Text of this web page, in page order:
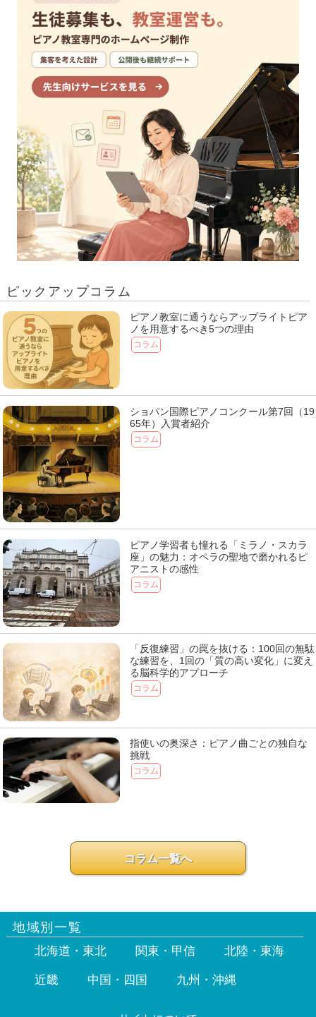
k
ピックアップコラム
ピアノ教室に通うならアップライトピア
ノを用意するべき5つの理由
コラム
ショパン国際ピアノコンクール第7回（19
65年）入賞者紹介
コラム
ピアノ学習者も憧れる「ミラノ・スカラ
座」の魅力：オペラの聖地で磨かれるピ
アニストの感性
コラム
「反復練習」の罠を抜ける：100回の無駄
な練習を、1回の「質の高い変化」に変え
る脳科学的アプローチ
コラム
指使いの奥深さ：ピアノ曲ごとの独自な
挑戦
コラム
コラム一覧へ
地域別一覧
北海道・東北 関東・甲信 北陸・東海
近畿 中国・四国 九州・沖縄